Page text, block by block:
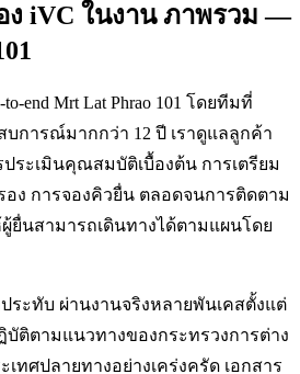
ง iVC ในงาน ภาพรวม —
end Mrt Lat Phrao 101 โดยทีมที่
การณ์มากกว่า 12 ปี เราดูแลลูกค้า
ระเมินคุณสมบัติเบื้องต้น การเตรียม
อง การจองคิวยื่น ตลอดจนการติดตาม
ผู้ยื่นสามารถเดินทางได้ตามแผนโดย
ระทับ ผ่านงานจริงหลายพันเคสตั้งแต่
บัติตามแนวทางของกระทรวงการต่าง
ทศปลายทางอย่างเคร่งครัด เอกสาร